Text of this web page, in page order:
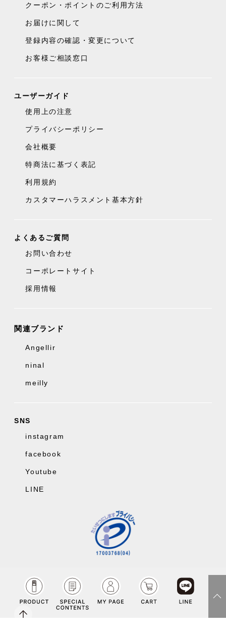
クーポン・ポイントのご利用方法
お届けに関して
登録内容の確認・変更について
お客様ご相談窓口
ユーザーガイド
使用上の注意
プライバシーポリシー
会社概要
特商法に基づく表記
利用規約
カスタマーハラスメント基本方針
よくあるご質問
お問い合わせ
コーポレートサイト
採用情報
関連ブランド
Angellir
ninal
meilly
SNS
instagram
facebook
Youtube
LINE
fac
ebo
inst
You
Copyright©Co-medical Co.Ltd rights reserved.